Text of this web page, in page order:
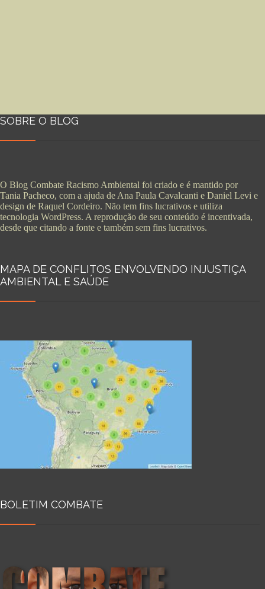
SOBRE O BLOG
O Blog Combate Racismo Ambiental foi criado e é mantido por
Tania Pacheco, com a ajuda de Ana Paula Cavalcanti e Daniel Levi e
design de Raquel Cordeiro. Não tem fins lucrativos e utiliza
tecnologia WordPress. A reprodução de seu conteúdo é incentivada,
desde que citando a fonte e também sem fins lucrativos.
MAPA DE CONFLITOS ENVOLVENDO INJUSTIÇA
AMBIENTAL E SAÚDE
BOLETIM COMBATE